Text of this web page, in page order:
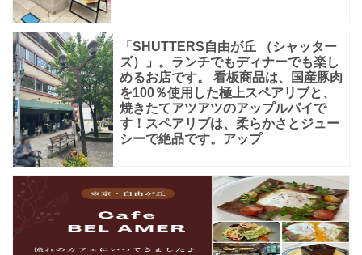
「SHUTTERS自由が丘 （シャッター
ズ）」。ランチでもディナーでも楽し
めるお店です。 看板商品は、国産豚肉
を100％使用した極上スペアリブと、
焼きたてアツアツのアップルパイで
す！スペアリブは、柔らかさとジュー
シーで絶品です。アップ